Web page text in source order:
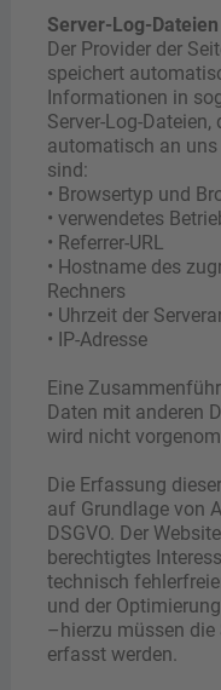
Server-Log-Dateien
Der Provider der
speichert
Informationen in
Server-Log-Dateien,
automatisch an
sind:
• Browsertyp und
• verwendetes
• Referrer-URL
• Hostname des
Rechners
• Uhrzeit der
• IP-Adresse
Eine
Daten mit anderen
wird nicht
Die Erfassung
auf Grundlage von
DSGVO. Der
berechtigtes
technisch
und der
–hierzu müssen die
erfasst werden.